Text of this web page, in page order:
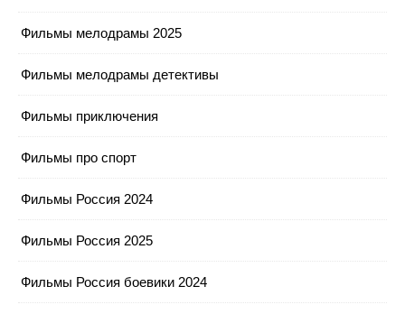
Фильмы мелодрамы 2025
Фильмы мелодрамы детективы
Фильмы приключения
Фильмы про спорт
Фильмы Россия 2024
Фильмы Россия 2025
Фильмы Россия боевики 2024